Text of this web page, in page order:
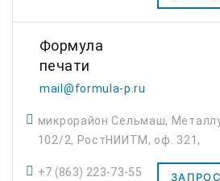
Формула
печати
mail@formula-p.ru
микрорайон Сельмаш,
102/2, РостНИИТМ, оф. 321,
+7 (863) 223-73-55